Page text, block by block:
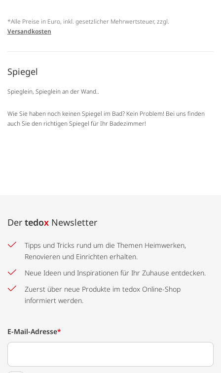
*Alle Preise in Euro, inkl. gesetzlicher Mehrwertsteuer, zzgl.
Versandkosten
Spiegel
Spieglein, Spieglein an der Wand..
Wie Sie haben noch keinen Spiegel im Bad? Kein Problem! Bei uns finden
auch Sie den richtigen Spiegel für Ihr Badezimmer!
Der tedox Newsletter
Tipps und Tricks rund um die Themen Heimwerken,
Renovieren und Einrichten erhalten.
Neue Ideen und Inspirationen für Ihr Zuhause entdecken.
Zuerst über neue Produkte im tedox Online-Shop
informiert werden.
E-Mail-Adresse*